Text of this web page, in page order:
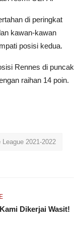
di peringkat
kawan-kawan
posisi kedua.
Rennes di puncak
raihan 14 poin.
League 2021-2022
Dikerjai Wasit!